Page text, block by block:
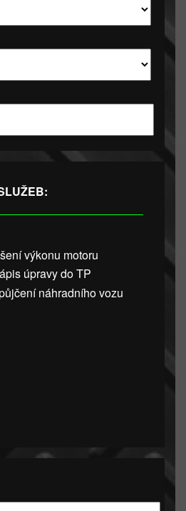
výkonu motoru
úpravy do TP
náhradního vozu